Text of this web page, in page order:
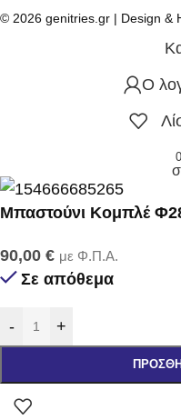
© 2026 genitries.gr | Design &
Ο
0
Μπαστούνι Κομπλέ
90,00 € με Φ.Π.Α.
Σε απόθεμα
- +